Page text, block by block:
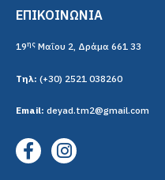
ΕΠΙΚΟΙΝΩΝΙΑ
19ης Μαΐου 2, Δράμα 661 33
Τηλ: (+30) 2521 038260
Email: deyad.tm2@gmail.com